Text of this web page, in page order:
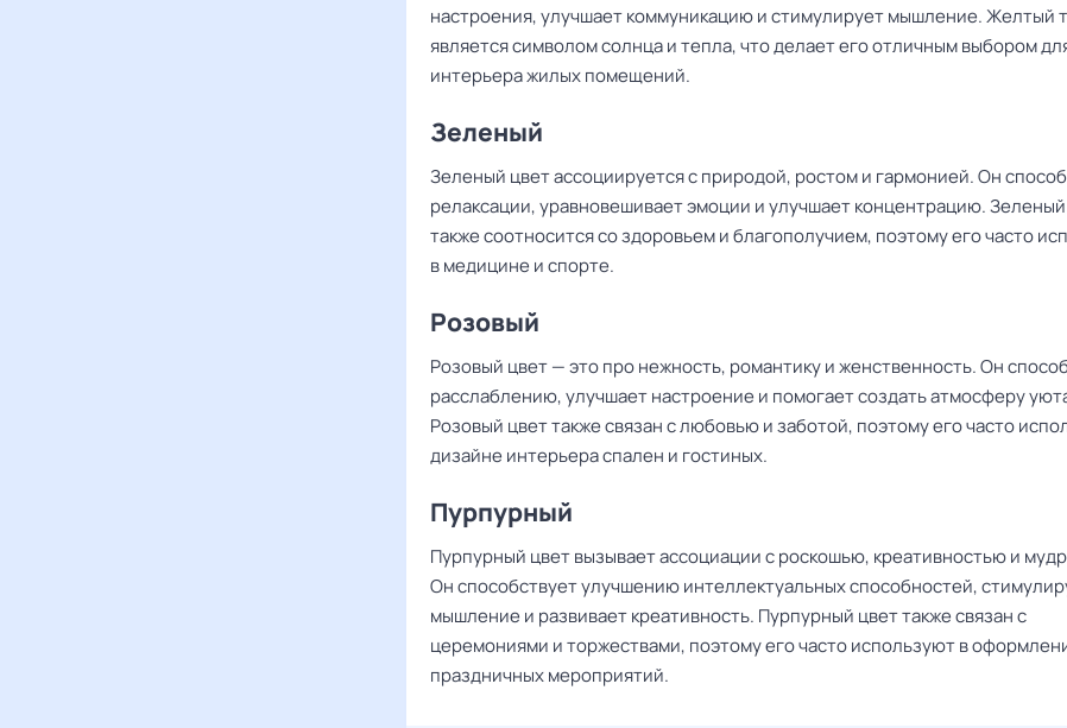
настроения, улучшает коммуникацию и стимулирует мышление. Желтый
является символом солнца и тепла, что делает его отличным выбором
интерьера жилых помещений.
Зеленый
Зеленый цвет ассоциируется с природой, ростом и гармонией. Он
релаксации, уравновешивает эмоции и улучшает концентрацию.
также соотносится со здоровьем и благополучием, поэтому его часто
в медицине и спорте.
Розовый
Розовый цвет — это про нежность, романтику и женственность. Он
расслаблению, улучшает настроение и помогает создать атмосферу
Розовый цвет также связан с любовью и заботой, поэтому его часто
дизайне интерьера спален и гостиных.
Пурпурный
Пурпурный цвет вызывает ассоциации с роскошью, креативностью и
Он способствует улучшению интеллектуальных способностей,
мышление и развивает креативность. Пурпурный цвет также связан с
церемониями и торжествами, поэтому его часто используют в
праздничных мероприятий.